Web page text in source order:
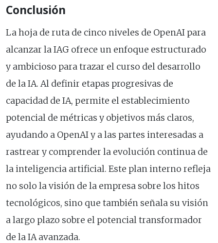
Conclusión
La hoja de ruta de cinco niveles de OpenAI para
alcanzar la IAG ofrece un enfoque estructurado
y ambicioso para trazar el curso del desarrollo
de la IA. Al definir etapas progresivas de
capacidad de IA, permite el establecimiento
potencial de métricas y objetivos más claros,
ayudando a OpenAI y a las partes interesadas a
rastrear y comprender la evolución continua de
la inteligencia artificial. Este plan interno refleja
no solo la visión de la empresa sobre los hitos
tecnológicos, sino que también señala su visión
a largo plazo sobre el potencial transformador
de la IA avanzada.